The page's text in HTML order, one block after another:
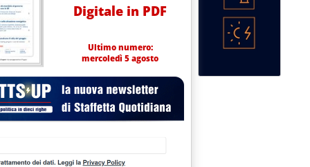
Digitale in PDF
Ultimo numero:
mercoledì 5 agosto